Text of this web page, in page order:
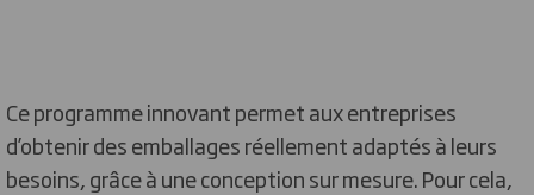
Ce programme innovant permet aux entreprises
d’obtenir des emballages réellement adaptés à leurs
besoins, grâce à une conception sur mesure. Pour cela,